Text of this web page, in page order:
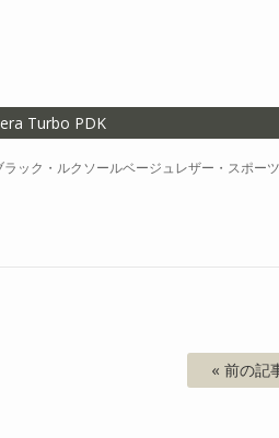
Turbo PDK
ック・ルクソールベージュレザー・スポー
« 前の記